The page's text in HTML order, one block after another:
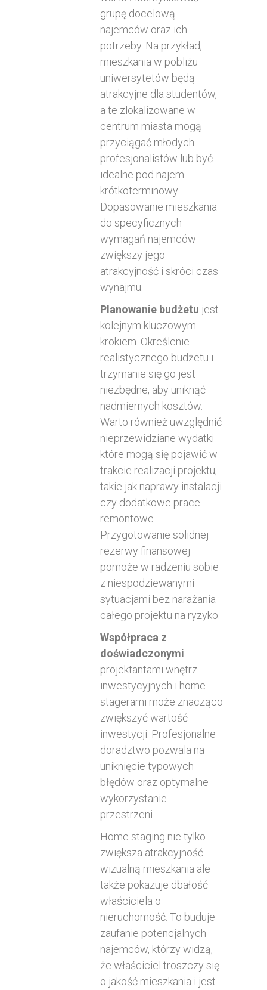
grupę docelową
najemców oraz ich
potrzeby. Na przykład,
mieszkania w pobliżu
uniwersytetów będą
atrakcyjne dla studentów,
a te zlokalizowane w
centrum miasta mogą
przyciągać młodych
profesjonalistów lub być
idealne pod najem
krótkoterminowy.
Dopasowanie mieszkania
do specyficznych
wymagań najemców
zwiększy jego
atrakcyjność i skróci czas
wynajmu.
Planowanie budżetu jest
kolejnym kluczowym
krokiem. Określenie
realistycznego budżetu i
trzymanie się go jest
niezbędne, aby uniknąć
nadmiernych kosztów.
Warto również uwzględnić
nieprzewidziane wydatki
które mogą się pojawić w
trakcie realizacji projektu,
takie jak naprawy instalacji
czy dodatkowe prace
remontowe.
Przygotowanie solidnej
rezerwy finansowej
pomoże w radzeniu sobie
z niespodziewanymi
sytuacjami bez narażania
całego projektu na ryzyko.
Współpraca z
doświadczonymi
projektantami wnętrz
inwestycyjnych i home
stagerami może znacząco
zwiększyć wartość
inwestycji. Profesjonalne
doradztwo pozwala na
uniknięcie typowych
błędów oraz optymalne
wykorzystanie
przestrzeni.
Home staging nie tylko
zwiększa atrakcyjność
wizualną mieszkania ale
także pokazuje dbałość
właściciela o
nieruchomość. To buduje
zaufanie potencjalnych
najemców, którzy widzą,
że właściciel troszczy się
o jakość mieszkania i jest